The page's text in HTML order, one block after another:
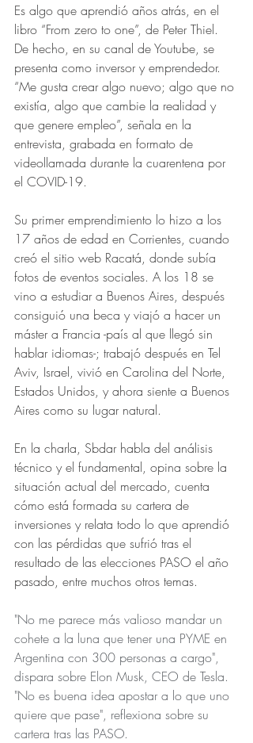
Es algo que aprendió años atrás, en el
libro “From zero to one”, de Peter Thiel.
De hecho, en su canal de Youtube, se
presenta como inversor y emprendedor.
“Me gusta crear algo nuevo; algo que no
existía, algo que cambie la realidad y
que genere empleo”, señala en la
entrevista, grabada en formato de
videollamada durante la cuarentena por
el COVID-19.
Su primer emprendimiento lo hizo a los
17 años de edad en Corrientes, cuando
creó el sitio web Racatá, donde subía
fotos de eventos sociales. A los 18 se
vino a estudiar a Buenos Aires, después
consiguió una beca y viajó a hacer un
máster a Francia -país al que llegó sin
hablar idiomas-; trabajó después en Tel
Aviv, Israel, vivió en Carolina del Norte,
Estados Unidos, y ahora siente a Buenos
Aires como su lugar natural.
En la charla, Sbdar habla del análisis
técnico y el fundamental, opina sobre la
situación actual del mercado, cuenta
cómo está formada su cartera de
inversiones y relata todo lo que aprendió
con las pérdidas que sufrió tras el
resultado de las elecciones PASO el año
pasado, entre muchos otros temas.
"No me parece más valioso mandar un
cohete a la luna que tener una PYME en
Argentina con 300 personas a cargo",
dispara sobre Elon Musk, CEO de Tesla.
"No es buena idea apostar a lo que uno
quiere que pase", reflexiona sobre su
cartera tras las PASO.